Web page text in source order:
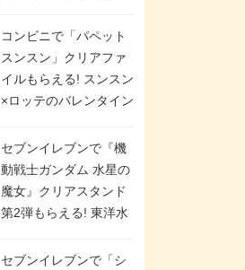
などが「揚げ物スーパ
ーセール」でお得に! 各
日16:00 ～ 20:00の4時
間限定で実施。ななチ
メリカンドッグが税抜
き69円!
コンビニで「パペット
スンスン」クリアファ
イルもらえる! スンスン
×ロッテのバレンタイン
スタート。セブン、フ
ァミマ、ローソンの3社
で異なるデザイン＆対
象商品
セブンイレブンで『機
動戦士ガンダム 水星の
魔女』クリアスタンド
第2弾もらえる! 東洋水
ペーンが2026年5月26
セブンイレブンで「シ